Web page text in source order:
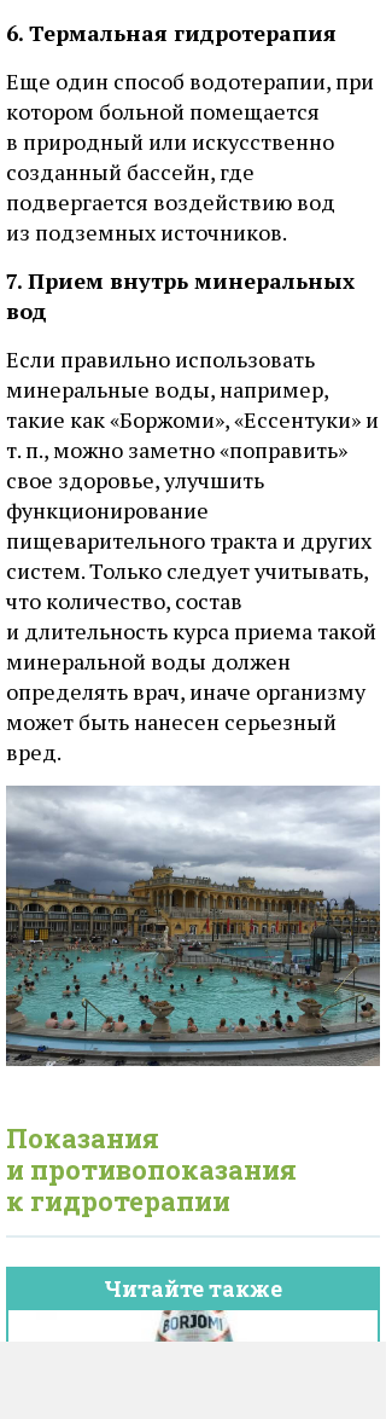
6. Термальная гидротерапия
Еще один способ водотерапии, при
котором больной помещается
в природный или искусственно
созданный бассейн, где
подвергается воздействию вод
из подземных источников.
7. Прием внутрь минеральных
вод
Если правильно использовать
минеральные воды, например,
такие как «Боржоми», «Ессентуки» и
т. п., можно заметно «поправить»
свое здоровье, улучшить
функционирование
пищеварительного тракта и других
систем. Только следует учитывать,
что количество, состав
и длительность курса приема такой
минеральной воды должен
определять врач, иначе организму
может быть нанесен серьезный
вред.
Показания
и противопоказания
к гидротерапии
Читайте также